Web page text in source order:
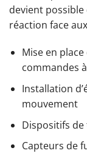
devient
réaction face
Mise en
commandes
Installation
mouvement
Dispositifs
Capteurs de